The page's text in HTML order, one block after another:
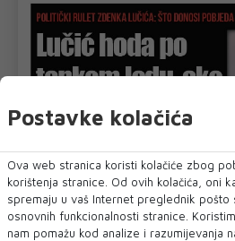
Postavke kolačića
Ova web stranica koristi kolačiće zbog
korištenja stranice. Od ovih kolačića, oni
spremaju u vaš Internet preglednik pošto
osnovnih funkcionalnosti stranice.
nam pomažu kod analize i razumijevanja